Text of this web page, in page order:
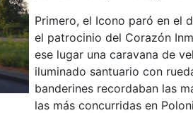
Primero, el Icono paró en el
el patrocinio del Corazón
ese lugar una caravana de
iluminado santuario con
banderines recordaban las
las más concurridas en